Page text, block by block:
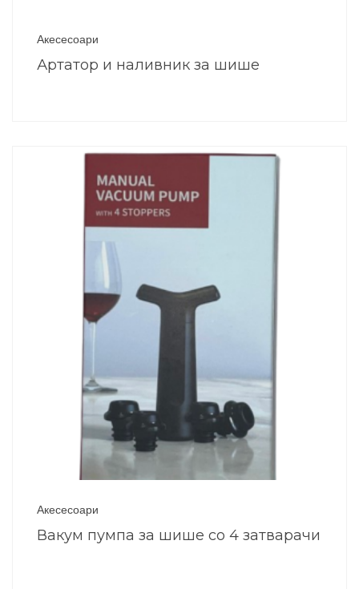
Акесесоари
Артатор и наливник за шише
Акесесоари
Вакум пумпа за шише со 4 затварачи